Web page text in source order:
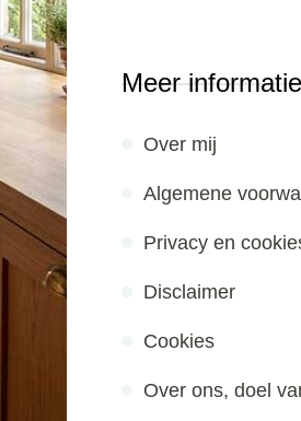
Meer informatie
Over mij
Algemene
Privacy en
Disclaimer
Cookies
Over ons, doel